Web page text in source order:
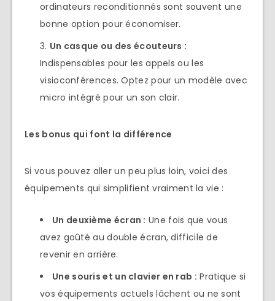
ordinateurs reconditionnés sont souvent une
bonne option pour économiser.
Un casque ou des écouteurs :
Indispensables pour les appels ou les
visioconférences. Optez pour un modèle avec
micro intégré pour un son clair.
Les bonus qui font la différence
Si vous pouvez aller un peu plus loin, voici des
équipements qui simplifient vraiment la vie :
Un deuxième écran : Une fois que vous
avez goûté au double écran, difficile de
revenir en arrière.
Une souris et un clavier en rab : Pratique si
vos équipements actuels lâchent ou ne sont